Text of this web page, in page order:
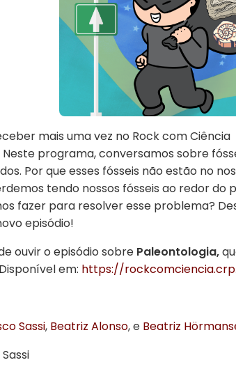
mais uma vez no Rock com
programa, conversamos sobre
Por que esses fósseis não estão no
tendo nossos fósseis ao redor do
fazer para resolver esse problema?
episódio!
ouvir o episódio sobre Paleontologia,
em: https://
Sassi, Beatriz Alonso, e Beatriz